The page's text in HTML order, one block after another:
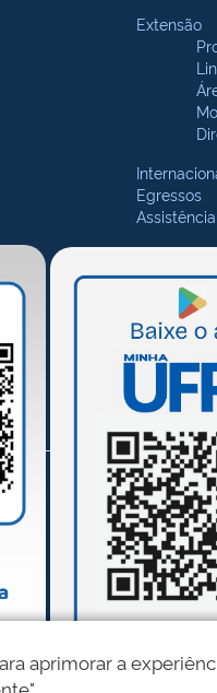
Extensão
Egressos
aprimorar a